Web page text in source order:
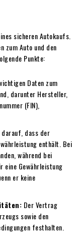
sicheren Autokaufs.
zum Auto und den
Punkte:
Daten zum
darunter Hersteller,
(FIN),
darauf, dass der
enthält. Bei
während bei
eine Gewährleistung
er keine
Der Vertrag
sowie den
festhalten.